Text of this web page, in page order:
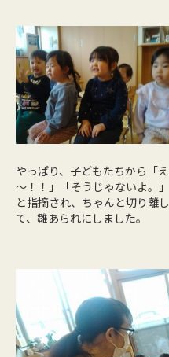
やっぱり、子どもたちから「え
～！！」「そうじゃないよ。」
と指摘され、ちゃんと切り離し
て、雛あられにしました。